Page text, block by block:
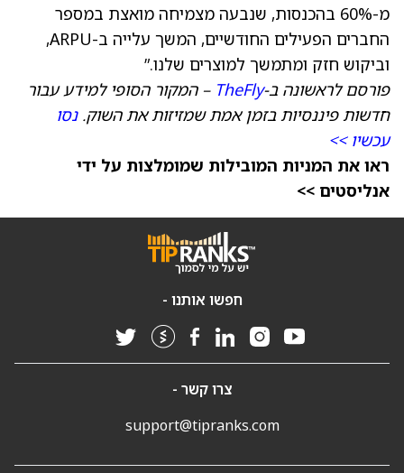
מ-60% בהכנסות, שנבעה מצמיחה מואצת במספר
החברים הפעילים החודשיים, המשך עלייה ב-ARPU,
וביקוש חזק ומתמשך למוצרים שלנו.”
פורסם לראשונה ב-TheFly – המקור הסופי למידע עבור
חדשות פיננסיות בזמן אמת שמזיזות את השוק.נסו
עכשיו >>
ראו את המניות המובילות שמומלצות על ידי
אנליסטים >>
חפשו אותנו -
צרו קשר -
support@tipranks.com